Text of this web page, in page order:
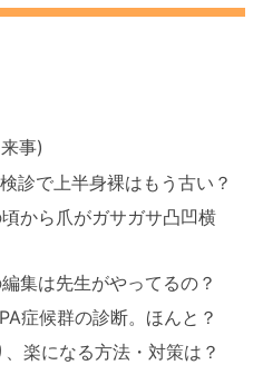
事)
診で上半身裸はもう古い？
から爪がガサガサ凸凹横
集は先生がやってるの？
症候群の診断。ほんと？
楽になる方法・対策は？